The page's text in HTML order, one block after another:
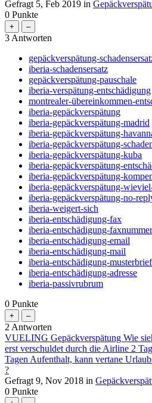
Gefragt 5, Feb 2019 in
0 Punkte
3 Antworten
gepäckverspätung-
iberia-schadensersatz
gepäckverspätung-pauschale
iberia-verspätung-entschädigung
montrealer-übereinkommen-
iberia-gepäckverspätung
iberia-gepäckverspätung-madrid
iberia-gepäckverspätung-
iberia-gepäckverspätung-
iberia-gepäckverspätung-kuba
iberia-gepäckverspätung-
iberia-gepäckverspätung-
iberia-gepäckverspätung-
iberia-gepäckverspätung-no-
iberia-weigert-sich
iberia-entschädigung-fax
iberia-entschädigung-faxnummer
iberia-entschädigung-email
iberia-entschädigung-mail
iberia-entschädigung-musterbrief
iberia-entschädigung-adresse
iberia-passivrubrum
0 Punkte
2 Antworten
VUELING Gepäckverspätung Wie
erst verschuldet durch die Airline 2
Tagen Aufenthalt, kann vertane
?
Gefragt 9, Nov 2018 in
0 Punkte